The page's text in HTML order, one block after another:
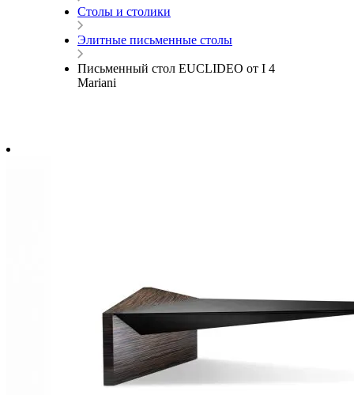
Столы и столики
Элитные письменные столы
Письменный стол EUCLIDEO от I 4
Mariani